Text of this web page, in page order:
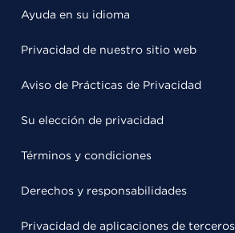
Ayuda en su idioma
Privacidad de nuestro sitio web
Aviso de Prácticas de Privacidad
Su elección de privacidad
Términos y condiciones
Derechos y responsabilidades
Privacidad de aplicaciones de terceros